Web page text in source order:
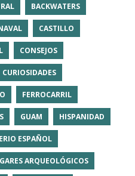
BACKWATERS
CASTILLO
CONSEJOS
CURIOSIDADES
FERROCARRIL
GUAM HISPANIDAD
ESPAÑOL
ARQUEOLÓGICOS